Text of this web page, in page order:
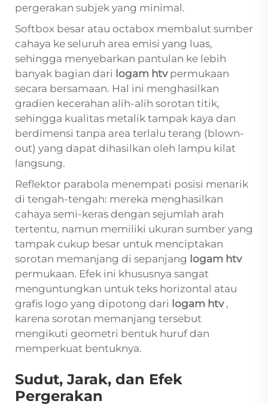
pergerakan subjek yang minimal.
Softbox besar atau octabox membalut sumber
cahaya ke seluruh area emisi yang luas,
sehingga menyebarkan pantulan ke lebih
banyak bagian dari logam htv permukaan
secara bersamaan. Hal ini menghasilkan
gradien kecerahan alih-alih sorotan titik,
sehingga kualitas metalik tampak kaya dan
berdimensi tanpa area terlalu terang (blown-
out) yang dapat dihasilkan oleh lampu kilat
langsung.
Reflektor parabola menempati posisi menarik
di tengah-tengah: mereka menghasilkan
cahaya semi-keras dengan sejumlah arah
tertentu, namun memiliki ukuran sumber yang
tampak cukup besar untuk menciptakan
sorotan memanjang di sepanjang logam htv
permukaan. Efek ini khususnya sangat
menguntungkan untuk teks horizontal atau
grafis logo yang dipotong dari logam htv ,
karena sorotan memanjang tersebut
mengikuti geometri bentuk huruf dan
memperkuat bentuknya.
Sudut, Jarak, dan Efek
Pergerakan